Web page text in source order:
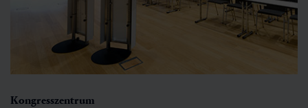
Kongresszentrum